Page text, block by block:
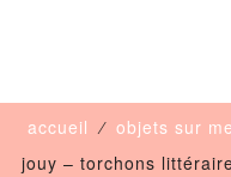
accueil ⁄ objets sur
jouy – torchons